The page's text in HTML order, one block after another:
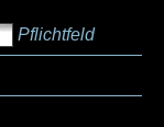
Pflichtfeld